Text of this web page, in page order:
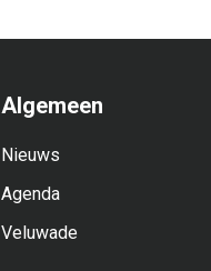
Algemeen
Nieuws
Agenda
Veluwade